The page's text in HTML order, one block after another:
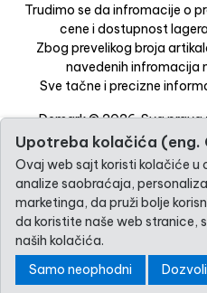
Trudimo se da infromacije o
cene i dostupnost
Zbog prevelikog broja
navedenih infromacija
Sve tačne i precizne
Demark © 2026. Sva
prodavnice
Upotreba kolačića (eng.
Ovaj web sajt koristi kolačiće u
analize saobraćaja,
marketinga, da pruži bolje
da koristite naše web stranice,
naših kolačića.
Samo neophodni